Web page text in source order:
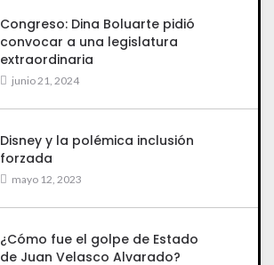
Congreso: Dina Boluarte pidió
convocar a una legislatura
extraordinaria
junio 21, 2024
Disney y la polémica inclusión
forzada
mayo 12, 2023
¿Cómo fue el golpe de Estado
de Juan Velasco Alvarado?